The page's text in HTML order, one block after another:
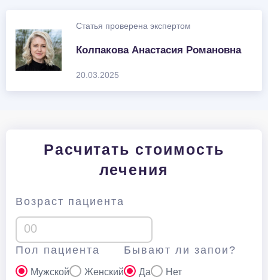
Статья проверена экспертом
Колпакова Анастасия Романовна
20.03.2025
Расчитать стоимость
лечения
Возраст пациента
Пол пациента
Мужской Женский
Бывают ли запои?
Да Нет